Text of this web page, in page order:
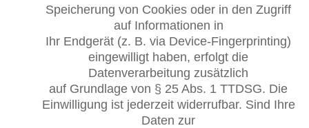
Speicherung von Cookies oder in den Zugriff
auf Informationen in
Ihr Endgerät (z. B. via Device-Fingerprinting)
eingewilligt haben, erfolgt die
Datenverarbeitung zusätzlich
auf Grundlage von § 25 Abs. 1 TTDSG. Die
Einwilligung ist jederzeit widerrufbar. Sind Ihre
Daten zur